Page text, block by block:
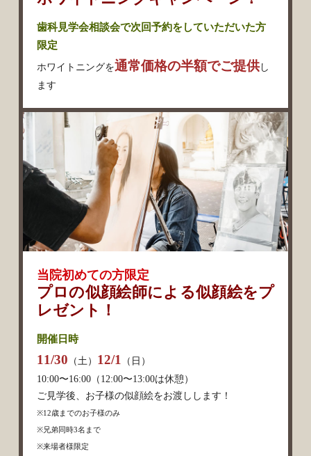
歯科見学会相談会で次回予約をしていただいた方
限定
ホワイトニングを通常価格の半額でご提供し
ます
当院初めての方限定
プロの似顔絵師による似顔絵をプ
レゼント！
開催日時
11/30 （土） 12/1
（日）
10:00〜16:00（12:00〜13:00は休憩）
ご見学後、お子様の似顔絵をお渡しします！
※12歳までのお子様のみ
※兄弟同時3名まで
※来場者様限定